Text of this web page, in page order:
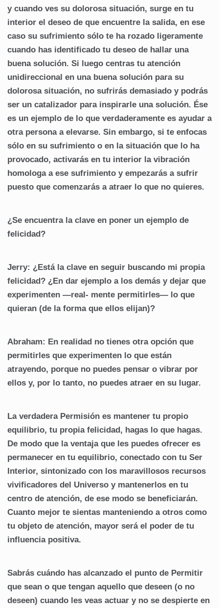
y cuando ves su dolorosa situación, surge en tu
interior el deseo de que encuentre la salida, en ese
caso su sufrimiento sólo te ha rozado ligeramente
cuando has identificado tu deseo de hallar una
buena solución. Si luego centras tu atención
unidireccional en una buena solución para su
dolorosa situación, no sufrirás demasiado y podrás
ser un catalizador para inspirarle una solución. Ése
es un ejemplo de lo que verdaderamente es ayudar a
otra persona a elevarse. Sin embargo, si te enfocas
sólo en su sufrimiento o en la situación que lo ha
provocado, activarás en tu interior la vibración
homologa a ese sufrimiento y empezarás a sufrir
puesto que comenzarás a atraer lo que no quieres.
¿Se encuentra la clave en poner un ejemplo de
felicidad?
Jerry: ¿Está la clave en seguir buscando mi propia
felicidad? ¿En dar ejemplo a los demás y dejar que
experimenten —real- mente permitirles— lo que
quieran (de la forma que ellos elijan)?
Abraham: En realidad no tienes otra opción que
permitirles que experimenten lo que están
atrayendo, porque no puedes pensar o vibrar por
ellos y, por lo tanto, no puedes atraer en su lugar.
La verdadera Permisión es mantener tu propio
equilibrio, tu propia felicidad, hagas lo que hagas.
De modo que la ventaja que les puedes ofrecer es
permanecer en tu equilibrio, conectado con tu Ser
Interior, sintonizado con los maravillosos recursos
vivificadores del Universo y mantenerlos en tu
centro de atención, de ese modo se beneficiarán.
Cuanto mejor te sientas manteniendo a otros como
tu objeto de atención, mayor será el poder de tu
influencia positiva.
Sabrás cuándo has alcanzado el punto de Permitir
que sean o que tengan aquello que deseen (o no
deseen) cuando les veas actuar y no se despierte en